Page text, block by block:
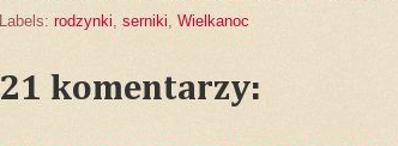
Labels: rodzynki, serniki, Wielkanoc
21 komentarzy: